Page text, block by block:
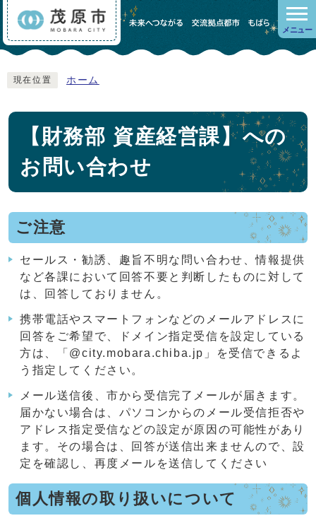
メニュー
現在位置 ホーム
【財務部 資産経営課】への
お問い合わせ
ご注意
セールス・勧誘、趣旨不明な問い合わせ、情報提供
など各課において回答不要と判断したものに対して
は、回答しておりません。
携帯電話やスマートフォンなどのメールアドレスに
回答をご希望で、ドメイン指定受信を設定している
方は、「@city.mobara.chiba.jp」を受信できるよ
う指定してください。
メール送信後、市から受信完了メールが届きます。
届かない場合は、パソコンからのメール受信拒否や
アドレス指定受信などの設定が原因の可能性があり
ます。その場合は、回答が送信出来ませんので、設
定を確認し、再度メールを送信してください
個人情報の取り扱いについて